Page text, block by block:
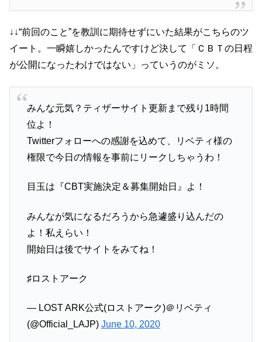
↓↓“前回のこと”を教訓に期待せずにいた結果がこちらのツ
イート。一瞬嬉しかったんですけど決して「ＣＢＴの日程
が公開になったわけではない」っていうのがミソ。
みんな元気？ティザーサイト更新まで残り1時間
位よ！
Twitterフォローへの感謝を込めて、リベティ様の
権限で今日の情報を事前にリークしちゃうわ！
目玉は『CBT実施決定＆募集開始日』よ！
みんなが気になるだろうから急遽盛り込んだの
よ！私えらい！
開始日は後でサイトをみてね！
♯ロストアーク
— LOST ARK公式(ロストアーク)＠リベティ
(@Official_LAJP) June 10, 2020